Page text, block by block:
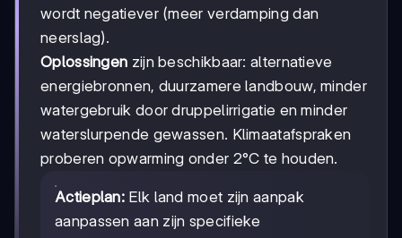
wordt negatiever (meer verdamping dan
neerslag).
Oplossingen zijn beschikbaar: alternatieve
energiebronnen, duurzamere landbouw, minder
watergebruik door druppelirrigatie en minder
waterslurpende gewassen. Klimaatafspraken
proberen opwarming onder 2°C te houden.
Actieplan: Elk land moet zijn aanpak
aanpassen aan zijn specifieke